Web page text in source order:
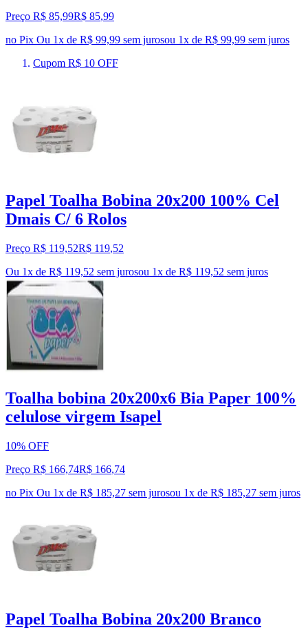
Preço R$ 85,99R$ 85,99
no Pix Ou 1x de R$ 99,99 sem jurosou 1x de R$ 99,99 sem juros
Cupom R$ 10 OFF
Papel Toalha Bobina 20x200 100% Cel
Dmais C/ 6 Rolos
Preço R$ 119,52R$ 119,52
Ou 1x de R$ 119,52 sem jurosou 1x de R$ 119,52 sem juros
Toalha bobina 20x200x6 Bia Paper 100%
celulose virgem Isapel
10% OFF
Preço R$ 166,74R$ 166,74
no Pix Ou 1x de R$ 185,27 sem jurosou 1x de R$ 185,27 sem juros
Papel Toalha Bobina 20x200 Branco